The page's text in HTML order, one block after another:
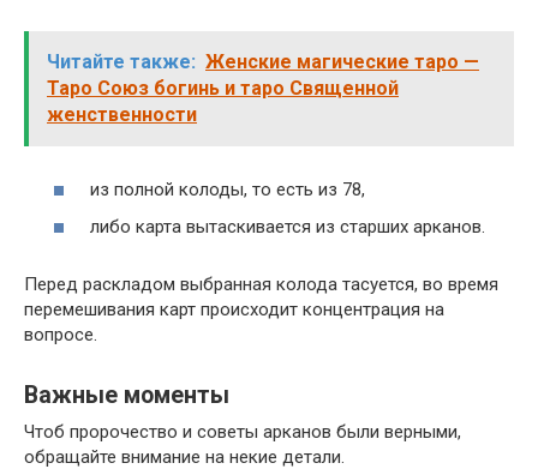
Читайте также: Женские магические таро —
Таро Союз богинь и таро Священной
женственности
из полной колоды, то есть из 78,
либо карта вытаскивается из старших арканов.
Перед раскладом выбранная колода тасуется, во время
перемешивания карт происходит концентрация на
вопросе.
Важные моменты
Чтоб пророчество и советы арканов были верными,
обращайте внимание на некие детали.